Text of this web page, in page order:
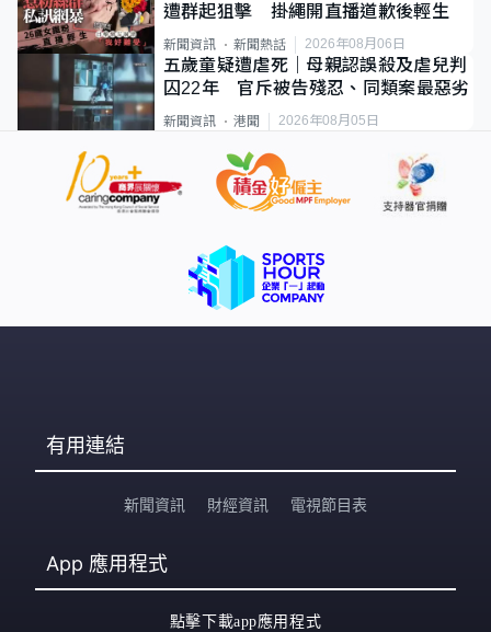
遭群起狙擊 掛繩開直播道歉後輕生
新聞資訊 新聞熱話 2026年08月06日
五歲童疑遭虐死｜母親認誤殺及虐兒判
囚22年 官斥被告殘忍、同類案最惡劣
新聞資訊 港聞 2026年08月05日
有用連結
新聞資訊 財經資訊 電視節目表
App 應用程式
點擊下載app應用程式